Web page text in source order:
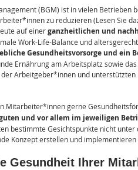
(BGM) ist in vielen Betrieben
zu reduzieren (Lesen Sie
auf einer ganzheitlichen und
Work-Life-Balance und
Gesundheitsvorsorge und ein
Ernährung am Arbeitsplatz sowie
Arbeitgeber*innen und
Mitarbeiter*innen gerne
und vor allem im jeweiligen
bestimmte Gesichtspunkte nicht unter
Konzept erstellen und implementieren
Gesundheit Ihrer